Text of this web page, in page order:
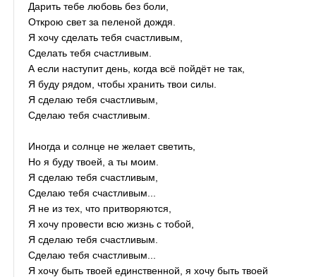
Дарить тебе любовь без боли,
Открою свет за пеленой дождя.
Я хочу сделать тебя счастливым,
Сделать тебя счастливым.
А если наступит день, когда всё пойдёт не так,
Я буду рядом, чтобы хранить твои силы.
Я сделаю тебя счастливым,
Сделаю тебя счастливым.
Иногда и солнце не желает светить,
Но я буду твоей, а ты моим.
Я сделаю тебя счастливым,
Сделаю тебя счастливым...
Я не из тех, что притворяются,
Я хочу провести всю жизнь с тобой,
Я сделаю тебя счастливым.
Сделаю тебя счастливым...
Я хочу быть твоей единственной, я хочу быть твоей